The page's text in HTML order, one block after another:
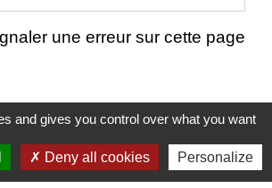
une erreur sur cette page
Contacts
de Meysse
and gives you control over what you want
Deny all cookies Personalize